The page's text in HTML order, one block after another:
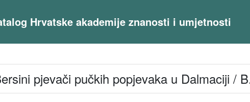
Hrvatske akademije znanosti i umjetnosti
pjevači pučkih popjevaka u Dalmaciji /